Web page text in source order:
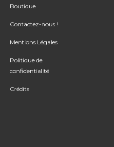
Boutique
Contactez-nous !
Mentions Légales
Politique de
confidentialité
Crédits